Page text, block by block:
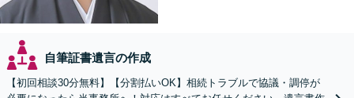
自筆証書遺言の作成
【初回相談30分無料】【分割払いOK】相続トラブルで協議・調停が